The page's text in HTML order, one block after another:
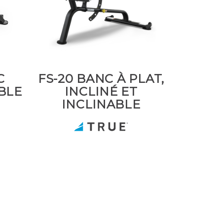
FS-20 BANC À PLAT,
INCLINÉ ET
INCLINABLE